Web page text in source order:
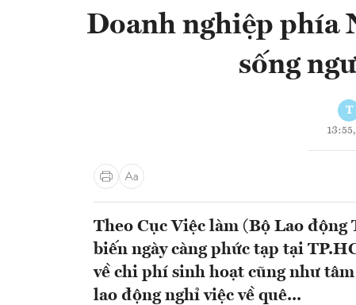
Doanh nghiệp phía
sống
T
Theo Cục Việc làm (Bộ Lao
biến ngày càng phức tạp tại
về chi phí sinh hoạt cũng như
lao động nghỉ việc về quê...